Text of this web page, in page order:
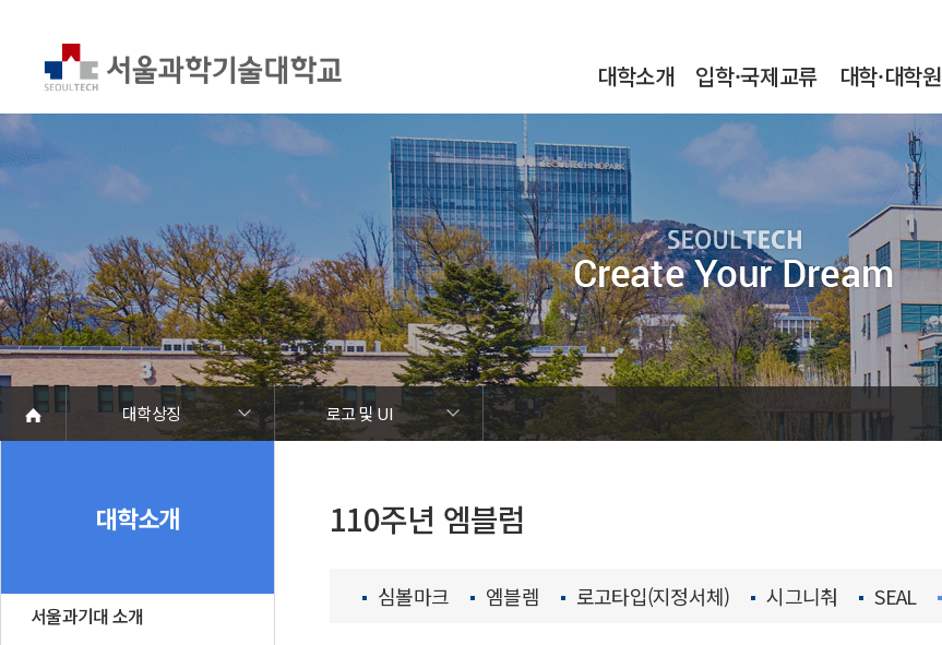
대학소개 입학·국제교류 대학·대학원
대학상징
서울과기대 소개
열린총장실
대학현황
대학조직
대학상징
홍보관
캠퍼스 안내
학칙 및 규정
로고 및 UI
교가
찬가
로고 및 UI
마스코트
대학소개
서울과기대 소개
110주년 엠블럼
심볼마크 엠블렘 로고타입(지정서체) 시그니춰 SEAL